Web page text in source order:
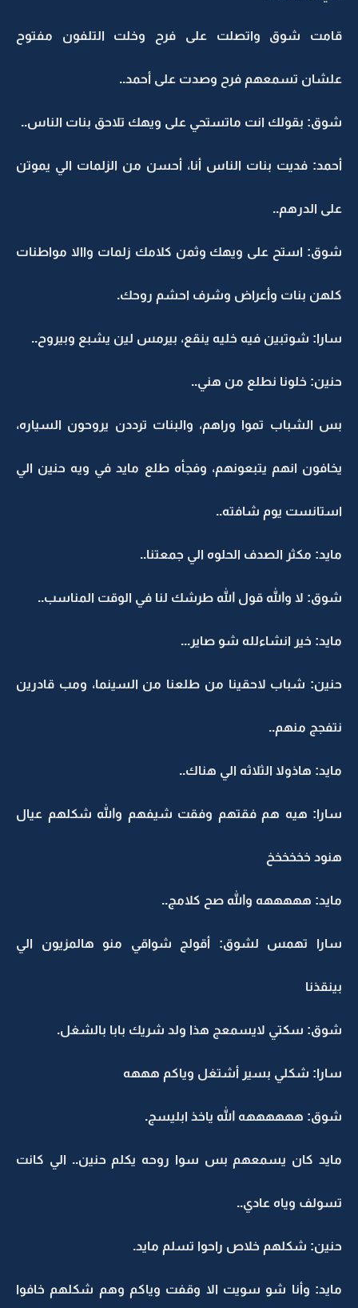
قامت شوق واتصلت على فرح وخلت التلفون مفتوح
علشان تسمعهم فرح وصدت على أحمد..
شوق: بقولك انت ماتستحي على ويهك تلاحق بنات الناس..
أحمد: فديت بنات الناس أنا، أحسن من الزلمات الي يموتن
على الدرهم..
شوق: استح على ويهك وثمن كلامك زلمات واالا مواطنات
كلهن بنات وأعراض وشرف احشم روحك.
سارا: شوتبين فيه خليه ينقع، بيرمس لين يشبع وبيروح..
حنين: خلونا نطلع من هني..
بس الشباب تموا وراهم، والبنات ترددن يروحون السياره،
يخافون انهم يتبعونهم، وفجأه طلع مايد في ويه حنين الي
استانست يوم شافته..
مايد: مكثر الصدف الحلوه الي جمعتنا..
شوق: لا والله قول الله طرشك لنا في الوقت المناسب..
مايد: خير انشاءلله شو صاير...
حنين: شباب لاحقينا من طلعنا من السينما، ومب قادرين
نتفجج منهم..
مايد: هاذولا الثلاثه الي هناك..
سارا: هيه هم فقتهم وفقت شيفهم والله شكلهم عيال
هنود خخخخخخ
مايد: هههههه والله صح كلامج..
سارا تهمس لشوق: أقولج شواقي منو هالمزيون الي
بينقذنا
شوق: سكتي لايسمعج هذا ولد شريك بابا بالشغل.
سارا: شكلي بسير أشتغل وياكم هههه
شوق: ههههههه الله ياخذ ابليسج.
مايد كان يسمعهم بس سوا روحه يكلم حنين.. الي كانت
تسولف وياه عادي..
حنين: شكلهم خلاص راحوا تسلم مايد.
مايد: وأنا شو سويت الا وقفت وياكم وهم شكلهم خافوا